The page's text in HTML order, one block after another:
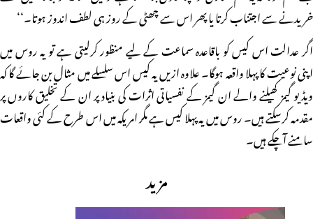
خریدنے سے اجتناب کرتا یا پھر اس سے چھٹی کے روز ہی لطف اندوز ہوتا۔‘‘
اگر عدالت اس کیس کو باقاعدہ سماعت کے لیے منظور کرلیتی ہے تو یہ روس میں
اپنی نوعیت کا پہلا واقعہ ہوگا۔ علاوہ ازیں یہ کیس اس سلسلے میں مثال بن جائے گا کہ
ویڈیو گیمز کھیلنے والے ان گیمز کے نفسیاتی اثرات کی بنیاد پر ان کے تخلیق کاروں پر
مقدمہ کرسکتے ہیں۔ روس میں یہ پہلا کیس ہے مگر امریکہ میں اس طرح کے کئی واقعات
سامنے آچکے ہیں۔
مزید